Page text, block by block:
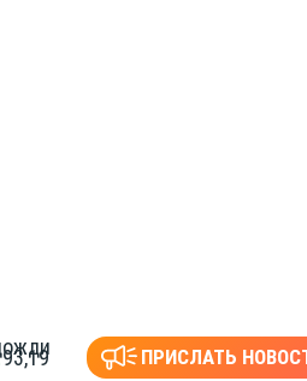
93,19 ПРИСЛАТЬ